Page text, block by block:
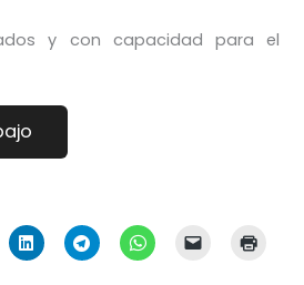
y con capacidad para el